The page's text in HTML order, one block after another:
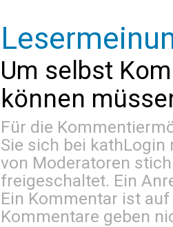
Um selbst
können
Für die
Sie sich bei kathLogin
von Moderatoren
freigeschaltet. Ein
Ein Kommentar ist
Kommentare geben